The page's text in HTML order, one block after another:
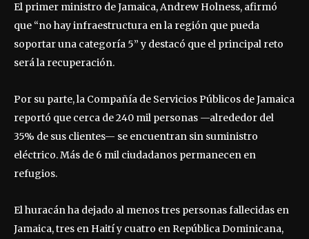
El primer ministro de Jamaica, Andrew Holness, afirmó
que “no hay infraestructura en la región que pueda
soportar una categoría 5” y destacó que el principal reto
será la recuperación.
Por su parte, la Compañía de Servicios Públicos de Jamaica
reportó que cerca de 240 mil personas —alrededor del
35% de sus clientes— se encuentran sin suministro
eléctrico. Más de 6 mil ciudadanos permanecen en
refugios.
El huracán ha dejado al menos tres personas fallecidas en
Jamaica, tres en Haití y cuatro en República Dominicana,